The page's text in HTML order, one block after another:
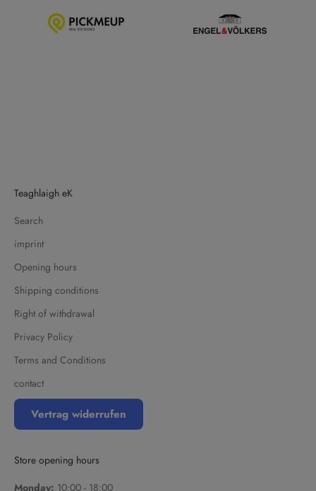
Teaghlaigh eK
Search
imprint
Opening hours
Shipping conditions
Right of withdrawal
Privacy Policy
Terms and Conditions
contact
Vertrag widerrufen
Store opening hours
Monday: 10:00 - 18:00